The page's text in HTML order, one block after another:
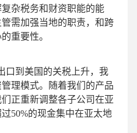
杂税务和财资职能的能
需加强当地的职责，和跨
重要性。
口到美国的关税上升，我
理模式。随着我们的产品
正重新调整各子公司在亚
50%的现金集中在亚太地